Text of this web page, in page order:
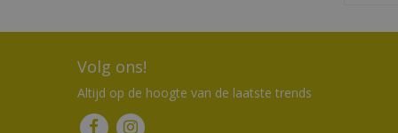
Volg ons!
Altijd op de hoogte van de laatste trends